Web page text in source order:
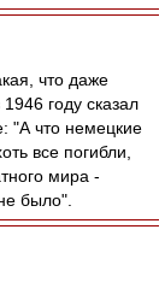
что даже
году сказал
"А что немецкие
все погибли,
мира -
было".